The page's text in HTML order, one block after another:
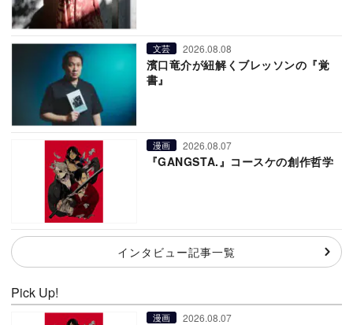
文芸 2026.08.08
濱口竜介が紐解くブレッソンの『覚
書』
漫画 2026.08.07
『GANGSTA.』コースケの創作哲学
インタビュー記事一覧
Pick Up!
漫画 2026.08.07